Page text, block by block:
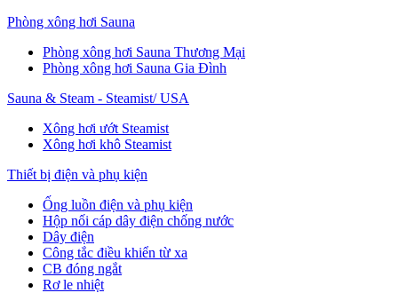
Phòng xông hơi Sauna
Phòng xông hơi Sauna Thương Mại
Phòng xông hơi Sauna Gia Đình
Sauna & Steam - Steamist/ USA
Xông hơi ướt Steamist
Xông hơi khô Steamist
Thiết bị điện và phụ kiện
Ống luồn điện và phụ kiện
Hộp nối cáp dây điện chống nước
Dây điện
Công tắc điều khiển từ xa
CB đóng ngắt
Rơ le nhiệt